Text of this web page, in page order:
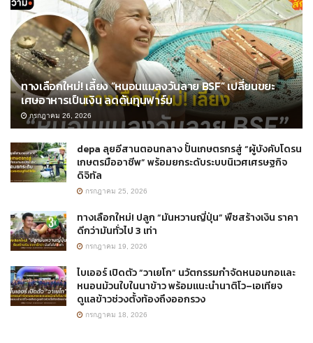
ทางเลือกใหม่! เลี้ยง “หนอนแมลงวันลาย BSF” เปลี่ยนขยะ
เศษอาหารเป็นเงิน ลดต้นทุนฟาร์ม
กรกฎาคม 26, 2026
depa ลุยอีสานตอนกลาง ปั้นเกษตรกรสู่ “ผู้บังคับโดรน
เกษตรมืออาชีพ” พร้อมยกระดับระบบนิเวศเศรษฐกิจ
ดิจิทัล
กรกฎาคม 25, 2026
ทางเลือกใหม่! ปลูก “มันหวานญี่ปุ่น” พืชสร้างเงิน ราคา
ดีกว่ามันทั่วไป 3 เท่า
กรกฎาคม 19, 2026
ไบเออร์ เปิดตัว “วาเยโก” นวัตกรรมกำจัดหนอนกอและ
หนอนม้วนใบในนาข้าว พร้อมแนะนำนาติโว–เอเทียจ
ดูแลข้าวช่วงตั้งท้องถึงออกรวง
กรกฎาคม 18, 2026